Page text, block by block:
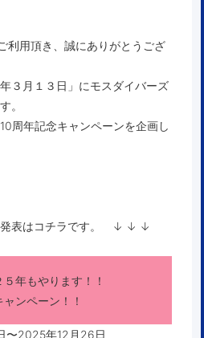
利用頂き、誠にありがとうござ
３月１３日」にモスダイバーズ
。
周年記念キャンペーンを企画し
発表はコチラです。 ↓ ↓ ↓
年もやります！！
ンペーン！！
〜2025年12月26日